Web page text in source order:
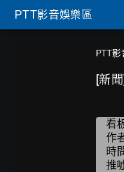
PTT影音娛樂區
PTT影
[新
看
作
時
推